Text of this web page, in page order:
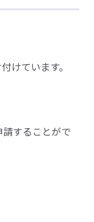
けています。
することがで